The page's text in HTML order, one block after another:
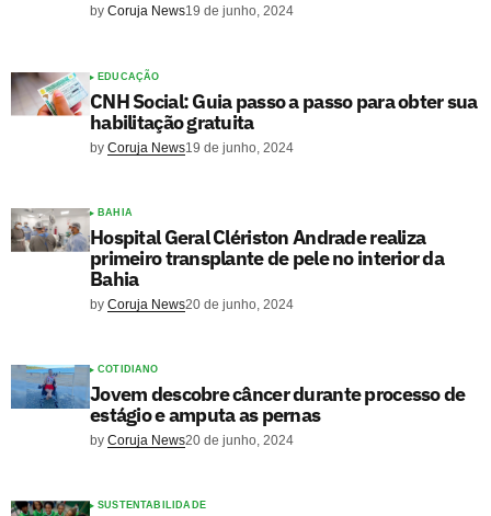
by Coruja News19 de junho, 2024
EDUCAÇÃO
CNH Social: Guia passo a passo para obter sua
habilitação gratuita
by Coruja News19 de junho, 2024
BAHIA
Hospital Geral Clériston Andrade realiza
primeiro transplante de pele no interior da
Bahia
by Coruja News20 de junho, 2024
COTIDIANO
Jovem descobre câncer durante processo de
estágio e amputa as pernas
by Coruja News20 de junho, 2024
SUSTENTABILIDADE